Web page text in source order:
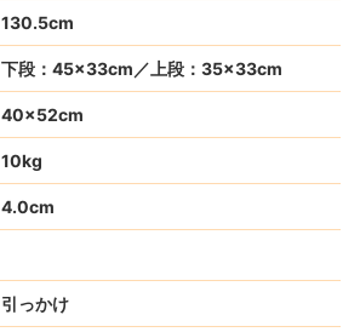
130.5cm
下段：45×33cm／上段：35×33cm
40×52cm
10kg
4.0cm
引っかけ